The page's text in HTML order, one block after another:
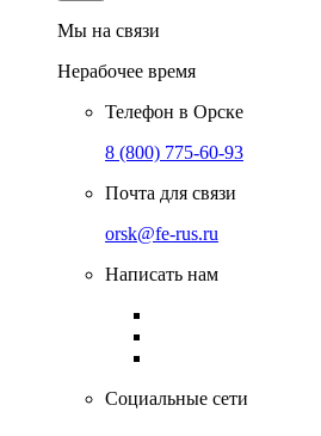
Мы на связи
Нерабочее время
Телефон в Орске
8 (800) 775-60-93
Почта для связи
orsk@fe-rus.ru
Написать нам
Социальные сети